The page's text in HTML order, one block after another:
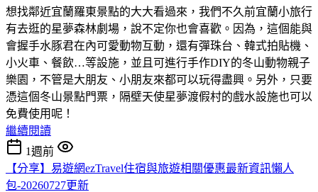
想找鄰近宜蘭羅東景點的大大看過來，我們不久前宜蘭小旅行
有去逛的星夢森林劇場，說不定你也會喜歡。因為，這個能與
會握手水豚君在內可愛動物互動，還有彈珠台、韓式拍貼機、
小火車、餐飲…等設施，並且可進行手作DIY的冬山動物親子
樂園，不管是大朋友、小朋友來都可以玩得盡興。另外，只要
憑這個冬山景點門票，隔壁天使星夢渡假村的戲水設施也可以
免費使用呢！
繼續閱讀
1週前
【分享】易遊網ezTravel住宿與旅遊相關優惠最新資訊懶人
包-20260727更新